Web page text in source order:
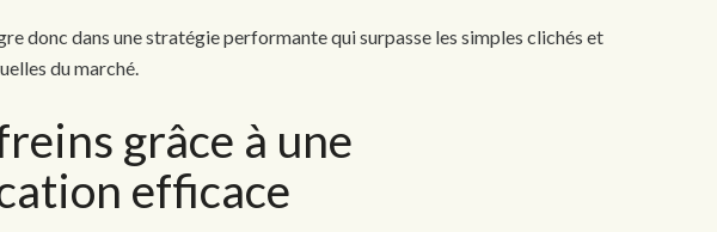
donc dans une stratégie performante qui surpasse les simples clichés et
du marché.
grâce à une
efficace